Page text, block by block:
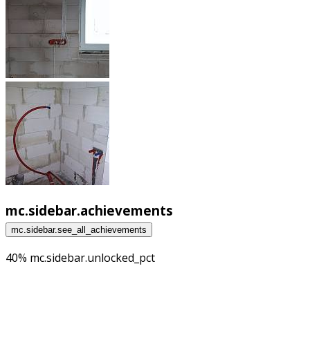
mc.sidebar.achievements
mc.sidebar.see_all_achievements
40% mc.sidebar.unlocked_pct